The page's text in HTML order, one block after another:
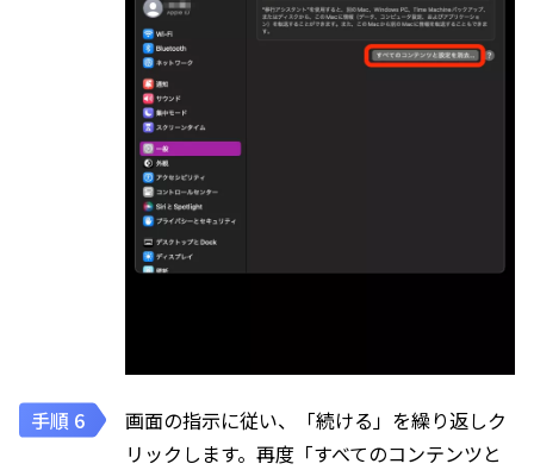
画面の指示に従い、「続ける」を繰り返しク
リックします。再度「すべてのコンテンツと